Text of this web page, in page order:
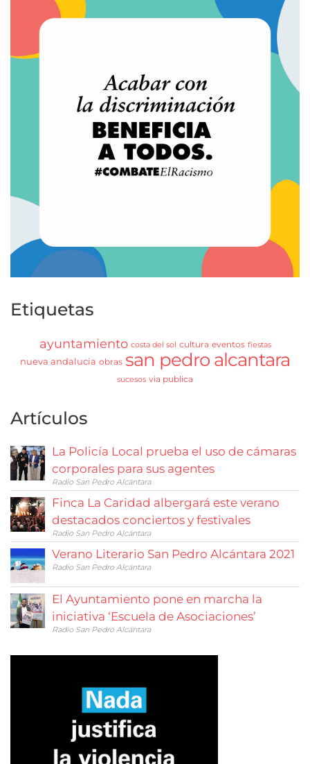
Etiquetas
ayuntamiento costa del sol cultura eventos fiestas
nueva andalucia obras san pedro alcantara
sucesos via publica
Artículos
La Policía Local prueba el uso de cámaras
corporales para sus agentes
Radio San Pedro Alcántara
Finca La Caridad albergará este verano
destacados conciertos y festivales
Radio San Pedro Alcántara
Verano Literario San Pedro Alcántara 2021
Radio San Pedro Alcántara
El Ayuntamiento pone en marcha la
iniciativa ‘Escuela de Asociaciones’
Radio San Pedro Alcántara